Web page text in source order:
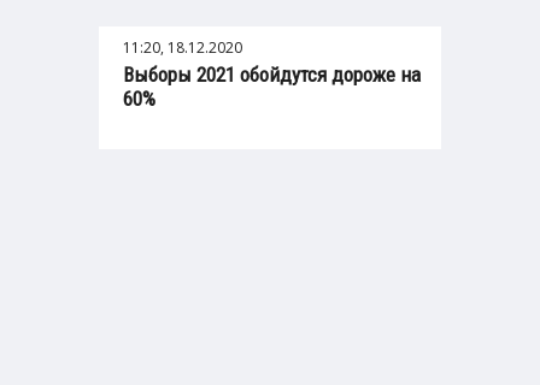
11:20, 18.12.2020
Выборы 2021 обойдутся дороже на
60%